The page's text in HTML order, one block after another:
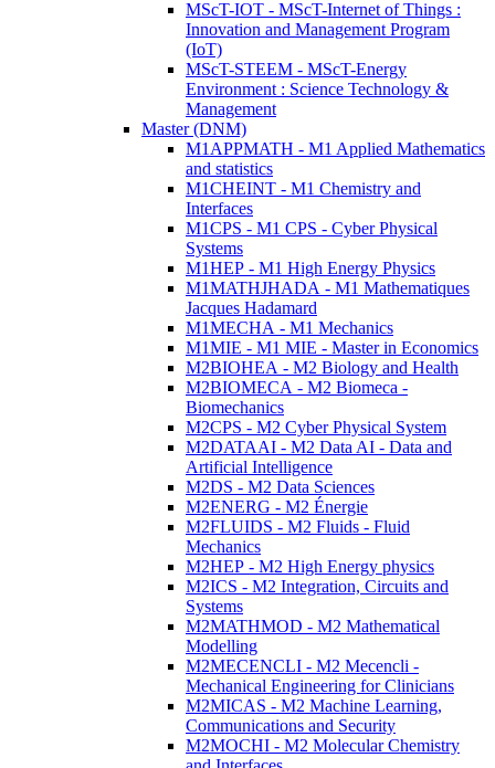
MScT-IOT - MScT-Internet of Things :
Innovation and Management Program
(IoT)
MScT-STEEM - MScT-Energy
Environment : Science Technology &
Management
Master (DNM)
M1APPMATH - M1 Applied Mathematics
and statistics
M1CHEINT - M1 Chemistry and
Interfaces
M1CPS - M1 CPS - Cyber Physical
Systems
M1HEP - M1 High Energy Physics
M1MATHJHADA - M1 Mathematiques
Jacques Hadamard
M1MECHA - M1 Mechanics
M1MIE - M1 MIE - Master in Economics
M2BIOHEA - M2 Biology and Health
M2BIOMECA - M2 Biomeca -
Biomechanics
M2CPS - M2 Cyber Physical System
M2DATAAI - M2 Data AI - Data and
Artificial Intelligence
M2DS - M2 Data Sciences
M2ENERG - M2 Énergie
M2FLUIDS - M2 Fluids - Fluid
Mechanics
M2HEP - M2 High Energy physics
M2ICS - M2 Integration, Circuits and
Systems
M2MATHMOD - M2 Mathematical
Modelling
M2MECENCLI - M2 Mecencli -
Mechanical Engineering for Clinicians
M2MICAS - M2 Machine Learning,
Communications and Security
M2MOCHI - M2 Molecular Chemistry